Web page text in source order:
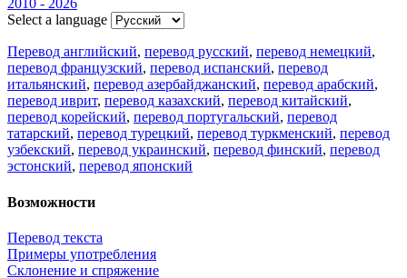
2010 - 2026
Select a language
Перевод английский, перевод русский, перевод немецкий,
перевод французский, перевод испанский, перевод
итальянский, перевод азербайджанский, перевод арабский,
перевод иврит, перевод казахский, перевод китайский,
перевод корейский, перевод португальский, перевод
татарский, перевод турецкий, перевод туркменский, перевод
узбекский, перевод украинский, перевод финский, перевод
эстонский, перевод японский
Возможности
Перевод текста
Примеры употребления
Склонение и спряжение